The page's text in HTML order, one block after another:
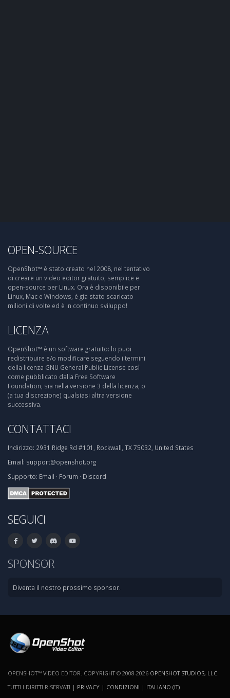
OPEN-SOURCE
OpenShot™ è stato creato nel 2008, nel tentativo
di creare un video editor gratuito, semplice e
open-source per Linux. Ora è disponibile per
Linux, Mac e Windows, è gia stato scaricato
milioni di volte ed è in continuo sviluppo!
LICENZA
OpenShot™ è un software gratuito: lo puoi
redistribuire e/o modificare seguendo i termini
della licenza GNU General Public License così
come pubblicato dalla Free Software
Foundation, sia nella versione 3 della licenza, o
(a tua discrezione) qualsiasi altra versione
successiva.
CONTATTACI
Indirizzo: 2931 Ridge Rd #101, Rockwall, TX 75032, United States
Email: support@openshot.org
Supporto: Email · Forum · Discord
SEGUICI
SPONSOR
Diventa il nostro prossimo sponsor.
OPENSHOT™ VIDEO EDITOR. COPYRIGHT © 2008-2026 OPENSHOT STUDIOS, LLC
TUTTI I DIRITTI RISERVATI | PRIVACY | CONDIZIONI | ITALIANO (IT)